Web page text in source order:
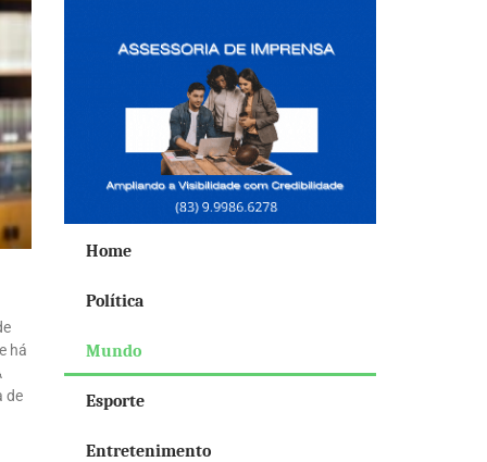
há
de
Home
Política
Mundo
Esporte
Entretenimento